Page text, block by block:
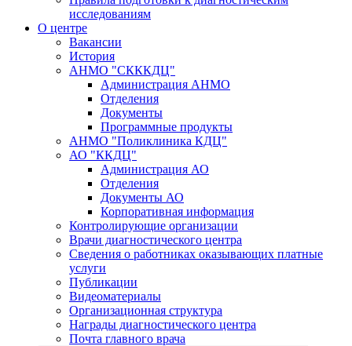
исследованиям
О центре
Вакансии
История
АНМО "СКККДЦ"
Администрация АНМО
Отделения
Документы
Программные продукты
АНМО "Поликлиника КДЦ"
АО "ККДЦ"
Администрация АО
Отделения
Документы АО
Корпоративная информация
Контролирующие организации
Врачи диагностического центра
Сведения о работниках оказывающих платные
услуги
Публикации
Видеоматериалы
Организационная структура
Награды диагностического центра
Почта главного врача